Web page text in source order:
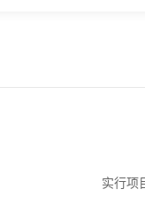
实行项